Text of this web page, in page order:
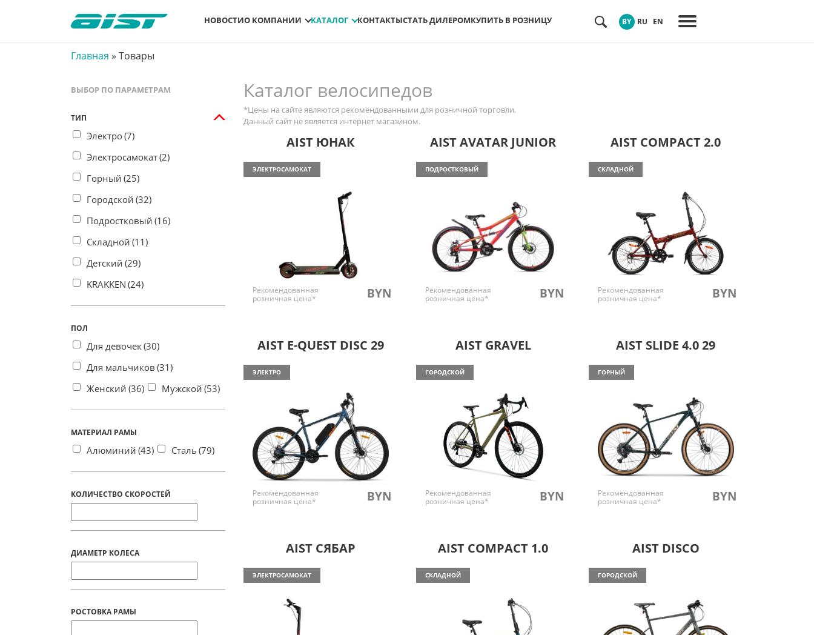
НОВОСТИО КОМПАНИИ КАТАЛОГ КОНТАКТЫСТАТЬ ДИЛЕРОМКУПИТЬ В РОЗНИЦУ BY RU EN
Главная » Товары
ВЫБОР ПО ПАРАМЕТРАМ
ТИП
Электро(7)
Электросамокат(2)
Горный (25)
Городской (32)
Подростковый (16)
Складной (11)
Детский (29)
KRAKKEN (24)
ПОЛ
Для девочек(30)
Для мальчиков (31)
Женский (36) Мужской (53)
МАТЕРИАЛ РАМЫ
Алюминий (43) Сталь (79)
КОЛИЧЕСТВО СКОРОСТЕЙ
ДИАМЕТР КОЛЕСА
РОСТОВКА РАМЫ
Каталог велосипедов
*Цены на сайте являются рекомендованными для розничной торговли.
Данный сайт не является интернет магазином.
AIST ЮНАК
ЭЛЕКТРОСАМОКАТ
Рекомендованная
розничная цена*
BYN
AIST AVATAR JUNIOR
ПОДРОСТКОВЫЙ
Рекомендованная
розничная цена*
BYN
AIST COMPACT 2.0
СКЛАДНОЙ
Рекомендованная
розничная цена*
BYN
AIST E-QUEST DISC 29
ЭЛЕКТРО
Рекомендованная
розничная цена*
BYN
AIST GRAVEL
ГОРОДСКОЙ
Рекомендованная
розничная цена*
BYN
AIST SLIDE 4.0 29
ГОРНЫЙ
Рекомендованная
розничная цена*
BYN
AIST СЯБАР
ЭЛЕКТРОСАМОКАТ
AIST COMPACT 1.0
СКЛАДНОЙ
AIST DISCO
ГОРОДСКОЙ